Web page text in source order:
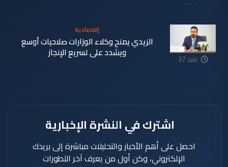
دقيقة
منذ 37
إقتصادية
الزيدي يمنح وكلاء الوزارات صلاحيات أوسع
ويشدد على تسريع الإنجاز
اشترك في النشرة الإخبارية
احصل على أهم الأخبار والتحليلات مباشرة إلى بريدك
الإلكتروني، وكن أول من يعرف آخر التطورات